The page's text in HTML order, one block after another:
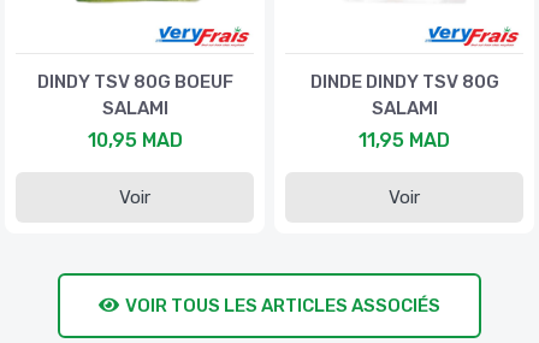
DINDY TSV 80G BOEUF
SALAMI
10,95 MAD
Voir
DINDE DINDY TSV 80G
SALAMI
11,95 MAD
Voir
VOIR TOUS LES ARTICLES ASSOCIÉS